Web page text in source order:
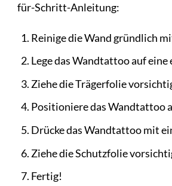
für-Schritt-Anleitung:
Reinige die Wand gründlich
Lege das Wandtattoo auf eine
Ziehe die Trägerfolie
Positioniere das Wandtattoo
Drücke das Wandtattoo mit
Ziehe die Schutzfolie
Fertig!